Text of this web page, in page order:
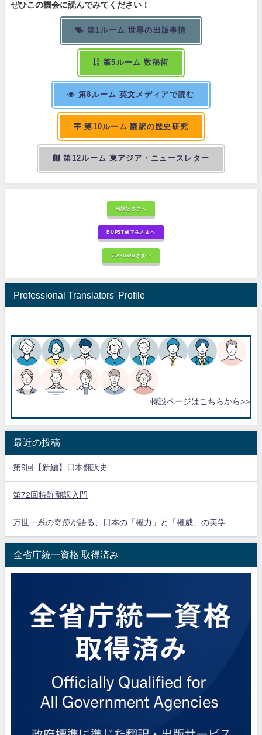
ぜひこの機会に読んでみてください！
第1ルーム 世界の出版事情
第5ルーム 数秘術
第8ルーム 英文メディアで読む
第10ルーム 翻訳の歴史研究
第12ルーム 東アジア・ニュースレター
出版社さまへ
BUPST修了生さまへ
JTA-GWGさまへ
Professional Translators' Profile
特設ページはこちらから>>
最近の投稿
第9回【新編】日本翻訳史
第72回特許翻訳入門
万世一系の奇跡が語る、日本の「權力」と「權威」の美学
全省庁統一資格 取得済み